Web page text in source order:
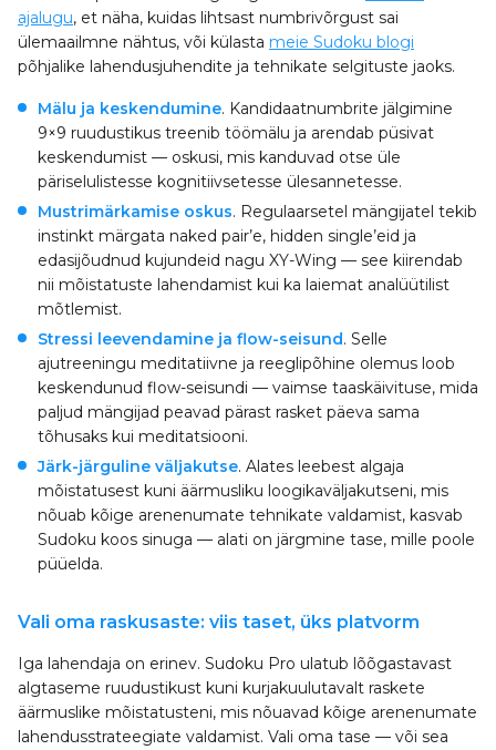
ajalugu, et näha, kuidas lihtsast numbrivõrgust sai
ülemaailmne nähtus, või külasta meie Sudoku blogi
põhjalike lahendusjuhendite ja tehnikate selgituste jaoks.
Mälu ja keskendumine. Kandidaatnumbrite jälgimine
9×9 ruudustikus treenib töömälu ja arendab püsivat
keskendumist — oskusi, mis kanduvad otse üle
päriselulistesse kognitiivsetesse ülesannetesse.
Mustrimärkamise oskus. Regulaarsetel mängijatel tekib
instinkt märgata naked pair’e, hidden single’eid ja
edasijõudnud kujundeid nagu XY-Wing — see kiirendab
nii mõistatuste lahendamist kui ka laiemat analüütilist
mõtlemist.
Stressi leevendamine ja flow-seisund. Selle
ajutreeningu meditatiivne ja reeglipõhine olemus loob
keskendunud flow-seisundi — vaimse taaskäivituse, mida
paljud mängijad peavad pärast rasket päeva sama
tõhusaks kui meditatsiooni.
Järk-järguline väljakutse. Alates leebest algaja
mõistatusest kuni äärmusliku loogikaväljakutseni, mis
nõuab kõige arenenumate tehnikate valdamist, kasvab
Sudoku koos sinuga — alati on järgmine tase, mille poole
püüelda.
Vali oma raskusaste: viis taset, üks platvorm
Iga lahendaja on erinev. Sudoku Pro ulatub lõõgastavast
algtaseme ruudustikust kuni kurjakuulutavalt raskete
äärmuslike mõistatusteni, mis nõuavad kõige arenenumate
lahendusstrateegiate valdamist. Vali oma tase — või sea